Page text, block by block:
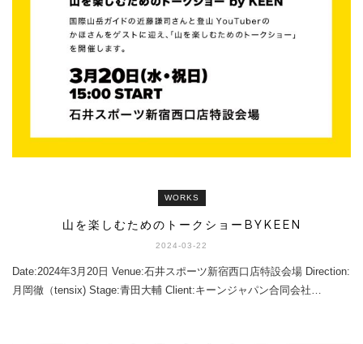
WORKS
山を楽しむためのトークショーBYKEEN
2024-03-22
Date:2024年3月20日 Venue:石井スポーツ新宿西口店特設会場 Direction:
月岡徹（tensix) Stage:青田大輔 Client:キーンジャパン合同会社…